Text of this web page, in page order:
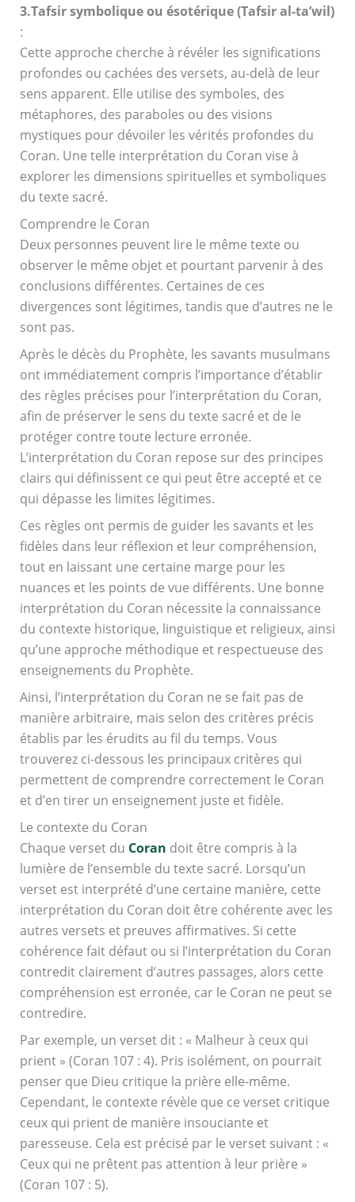
3.Tafsir symbolique ou ésotérique (Tafsir al-ta’wil)
:
Cette approche cherche à révéler les significations
profondes ou cachées des versets, au-delà de leur
sens apparent. Elle utilise des symboles, des
métaphores, des paraboles ou des visions
mystiques pour dévoiler les vérités profondes du
Coran. Une telle interprétation du Coran vise à
explorer les dimensions spirituelles et symboliques
du texte sacré.
Comprendre le Coran
Deux personnes peuvent lire le même texte ou
observer le même objet et pourtant parvenir à des
conclusions différentes. Certaines de ces
divergences sont légitimes, tandis que d’autres ne le
sont pas.
Après le décès du Prophète, les savants musulmans
ont immédiatement compris l’importance d’établir
des règles précises pour l’interprétation du Coran,
afin de préserver le sens du texte sacré et de le
protéger contre toute lecture erronée.
L’interprétation du Coran repose sur des principes
clairs qui définissent ce qui peut être accepté et ce
qui dépasse les limites légitimes.
Ces règles ont permis de guider les savants et les
fidèles dans leur réflexion et leur compréhension,
tout en laissant une certaine marge pour les
nuances et les points de vue différents. Une bonne
interprétation du Coran nécessite la connaissance
du contexte historique, linguistique et religieux, ainsi
qu’une approche méthodique et respectueuse des
enseignements du Prophète.
Ainsi, l’interprétation du Coran ne se fait pas de
manière arbitraire, mais selon des critères précis
établis par les érudits au fil du temps. Vous
trouverez ci-dessous les principaux critères qui
permettent de comprendre correctement le Coran
et d’en tirer un enseignement juste et fidèle.
Le contexte du Coran
Chaque verset du Coran doit être compris à la
lumière de l’ensemble du texte sacré. Lorsqu’un
verset est interprété d’une certaine manière, cette
interprétation du Coran doit être cohérente avec les
autres versets et preuves affirmatives. Si cette
cohérence fait défaut ou si l’interprétation du Coran
contredit clairement d’autres passages, alors cette
compréhension est erronée, car le Coran ne peut se
contredire.
Par exemple, un verset dit : « Malheur à ceux qui
prient » (Coran 107 : 4). Pris isolément, on pourrait
penser que Dieu critique la prière elle-même.
Cependant, le contexte révèle que ce verset critique
ceux qui prient de manière insouciante et
paresseuse. Cela est précisé par le verset suivant : «
Ceux qui ne prêtent pas attention à leur prière »
(Coran 107 : 5).